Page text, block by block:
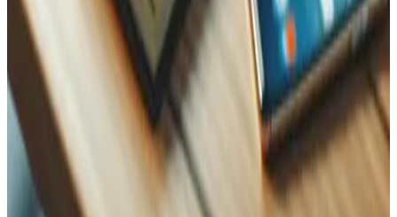
Nom
Name
Email
Téléphone
Message